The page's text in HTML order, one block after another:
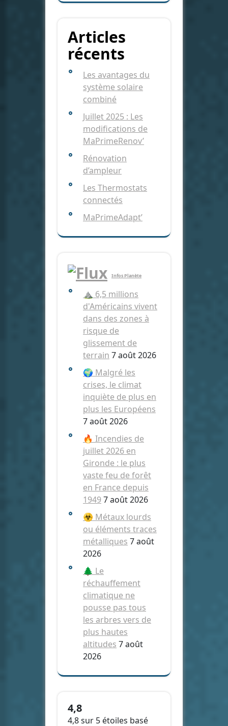
Articles
récents
Les avantages du
système solaire
combiné
Juillet 2025 : Les
modifications de
MaPrimeRenov’
Rénovation
d’ampleur
Les Thermostats
connectés
MaPrimeAdapt’
Infos Planète
⛰️ 6,5 millions
d'Américains vivent
dans des zones à
risque de
glissement de
terrain 7 août 2026
🌍 Malgré les
crises, le climat
inquiète de plus en
plus les Européens
7 août 2026
🔥 Incendies de
juillet 2026 en
Gironde : le plus
vaste feu de forêt
en France depuis
19497 août 2026
☣️ Métaux lourds
ou éléments traces
métalliques 7 août
2026
🌲 Le
réchauffement
climatique ne
pousse pas tous
les arbres vers de
plus hautes
altitudes 7 août
2026
4,8
4,8 sur 5 étoiles basé